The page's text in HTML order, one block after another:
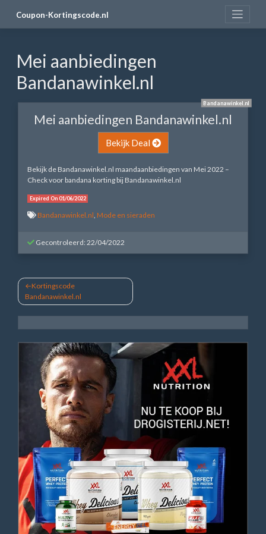
Coupon-Kortingscode.nl
Mei aanbiedingen
Bandanawinkel.nl
Bandanawinkel.nl
Mei aanbiedingen Bandanawinkel.nl
Bekijk Deal
Bekijk de Bandanawinkel.nl maandaanbiedingen van Mei 2022 –
Check voor bandana korting bij Bandanawinkel.nl
Expired On 01/06/2022
Bandanawinkel.nl Mode en sieraden
Gecontroleerd: 22/04/2022
Bericht
navigatie
Kortingscode
Bandanawinkel.nl